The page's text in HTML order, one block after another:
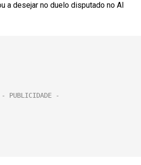
a desejar no duelo disputado no Al